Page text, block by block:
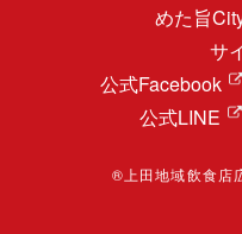
めた旨
サ
公式Facebook
公式LINE
®上田地域飲食店